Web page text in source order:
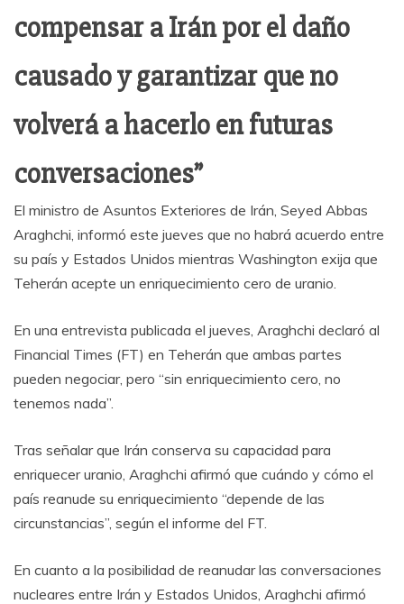
compensar a Irán por el daño
causado y garantizar que no
volverá a hacerlo en futuras
conversaciones”
El ministro de Asuntos Exteriores de Irán, Seyed Abbas
Araghchi, informó este jueves que no habrá acuerdo entre
su país y Estados Unidos mientras Washington exija que
Teherán acepte un enriquecimiento cero de uranio.
En una entrevista publicada el jueves, Araghchi declaró al
Financial Times (FT) en Teherán que ambas partes
pueden negociar, pero “sin enriquecimiento cero, no
tenemos nada”.
Tras señalar que Irán conserva su capacidad para
enriquecer uranio, Araghchi afirmó que cuándo y cómo el
país reanude su enriquecimiento “depende de las
circunstancias”, según el informe del FT.
En cuanto a la posibilidad de reanudar las conversaciones
nucleares entre Irán y Estados Unidos, Araghchi afirmó